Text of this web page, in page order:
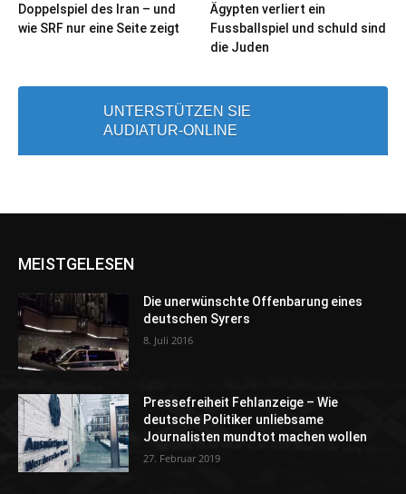
Doppelspiel des Iran – und
wie SRF nur eine Seite zeigt
Ägypten verliert ein
Fussballspiel und schuld sind
die Juden
UNTERSTÜTZEN SIE
AUDIATUR-ONLINE
MEISTGELESEN
Die unerwünschte Offenbarung eines
deutschen Syrers
8. Juli 2016
Pressefreiheit Fehlanzeige – Wie
deutsche Politiker unliebsame
Journalisten mundtot machen wollen
27. Februar 2019